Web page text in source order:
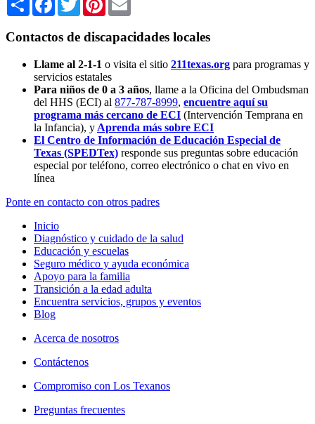
Contactos de discapacidades locales
Llame al 2-1-1 o visita el sitio 211texas.org para programas y
servicios estatales
Para niños de 0 a 3 años, llame a la Oficina del Ombudsman
del HHS (ECI) al 877-787-8999, encuentre aquí su
programa más cercano de ECI (Intervención Temprana en
la Infancia), y Aprenda más sobre ECI
El Centro de Información de Educación Especial de
Texas (SPEDTex) responde sus preguntas sobre educación
especial por teléfono, correo electrónico o chat en vivo en
línea
Ponte en contacto con otros padres
Inicio
Diagnóstico y cuidado de la salud
Educación y escuelas
Seguro médico y ayuda económica
Apoyo para la familia
Transición a la edad adulta
Encuentra servicios, grupos y eventos
Blog
Acerca de nosotros
Contáctenos
Compromiso con Los Texanos
Preguntas frecuentes